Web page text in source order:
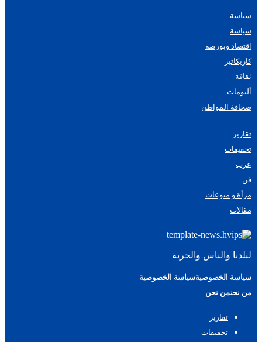
سياسة
سياسة
اقتصاد وبورصة
كاريكاتير
ثقافة
ألبومات
صحافة المواطن
تقارير
تحقيقات
عرب
فن
مرأة و منوعات
مقالات
لبلدنا والناس والحرية
سياسة الخصوصيةسياسة الخصوصية
من نحنمن نحن
تقارير
تحقيقات